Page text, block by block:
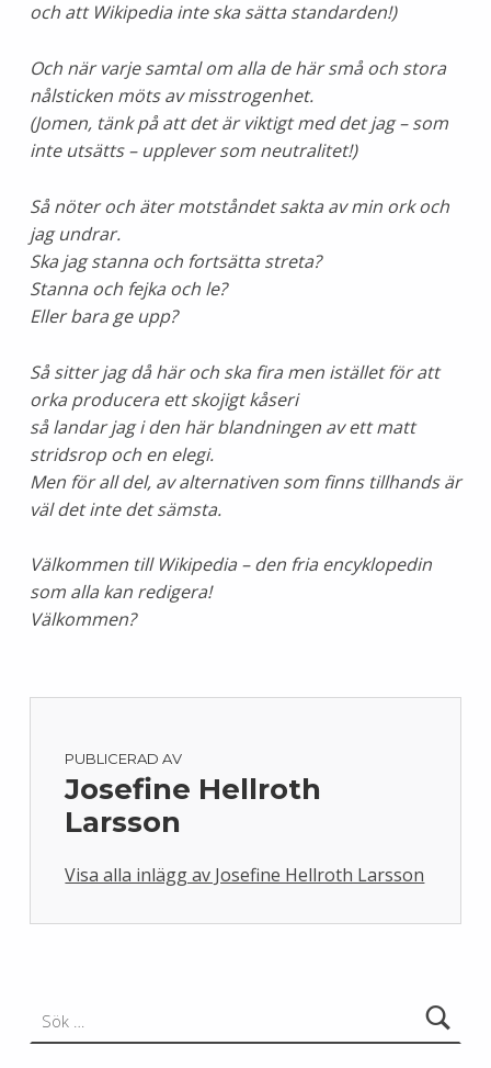
och att Wikipedia inte ska sätta standarden!)
Och när varje samtal om alla de här små och stora
nålsticken möts av misstrogenhet.
(Jomen, tänk på att det är viktigt med det jag – som
inte utsätts – upplever som neutralitet!)
Så nöter och äter motståndet sakta av min ork och
jag undrar.
Ska jag stanna och fortsätta streta?
Stanna och fejka och le?
Eller bara ge upp?
Så sitter jag då här och ska fira men istället för att
orka producera ett skojigt kåseri
så landar jag i den här blandningen av ett matt
stridsrop och en elegi.
Men för all del, av alternativen som finns tillhands är
väl det inte det sämsta.
Välkommen till Wikipedia – den fria encyklopedin
som alla kan redigera!
Välkommen?
PUBLICERAD AV
Josefine Hellroth
Larsson
Visa alla inlägg av Josefine Hellroth Larsson
Skip back to main navigation